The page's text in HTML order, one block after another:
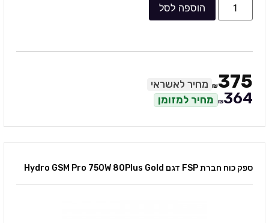
הוספה לסל
₪375 מחיר לאשראי
₪364 מחיר למזומן
ספק כוח חברת FSP דגם Hydro GSM Pro 750W 80Plus Gold